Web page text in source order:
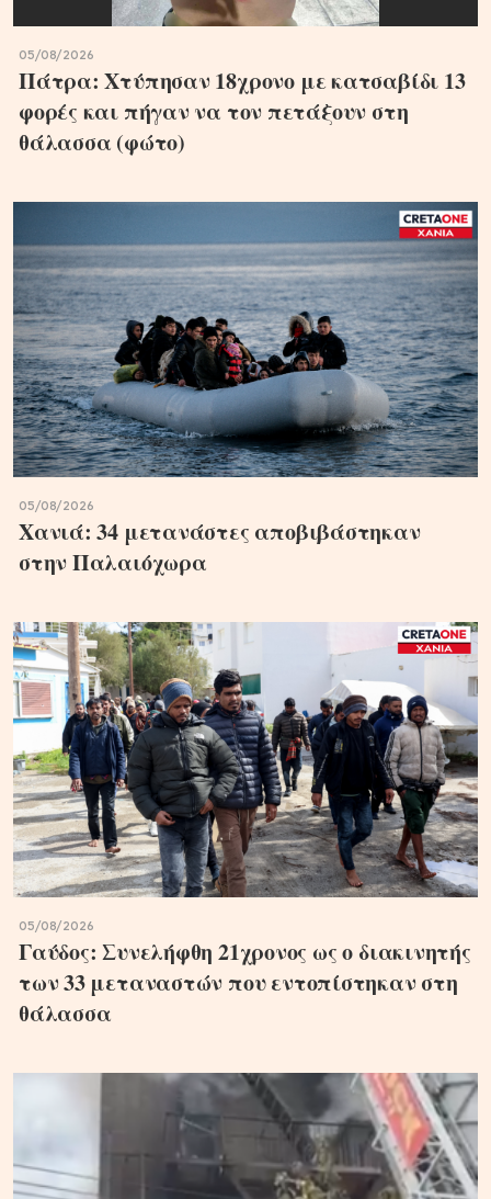
05/08/2026
Πάτρα: Χτύπησαν 18χρονο με κατσαβίδι 13
φορές και πήγαν να τον πετάξουν στη
θάλασσα (φώτο)
05/08/2026
Χανιά: 34 μετανάστες αποβιβάστηκαν
στην Παλαιόχωρα
05/08/2026
Γαύδος: Συνελήφθη 21χρονος ως ο διακινητής
των 33 μεταναστών που εντοπίστηκαν στη
θάλασσα